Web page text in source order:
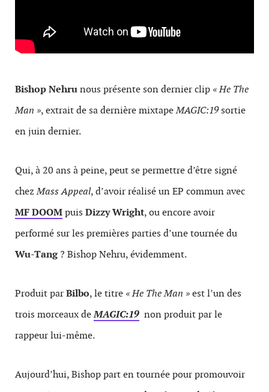
Bishop Nehrunous présente son dernier clip « He The
Man », extrait de sa dernière mixtapeMAGIC:19sortie
en juin dernier.
Qui, à 20 ans à peine, peut se permettre d’être signé
chezMass Appeal, d’avoir réalisé un EP commun avec
MF DOOMpuis Dizzy Wright, ou encore avoir
performé sur les premières parties d’une tournée du
Wu-Tang? Bishop Nehru, évidemment.
Produit parBilbo, le titre « He The Man »est l’un des
trois morceaux deMAGIC:19 non produit par le
rappeur lui-même.
Aujourd’hui, Bishop part en tournée pour promouvoir